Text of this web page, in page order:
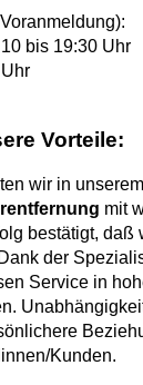
bis 19:30 Uhr
Vorteile:
wir in
mit
bestätigt, daß
der
Service in
Kunden.